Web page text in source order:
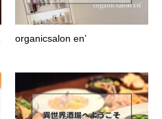
organicsalon en’